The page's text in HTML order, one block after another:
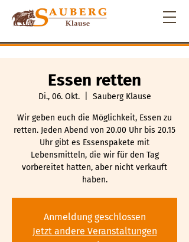
Essen retten
Di., 06. Okt.
  |
Sauberg Klause
Wir geben euch die Möglichkeit, Essen zu
retten. Jeden Abend von 20.00 Uhr bis 20.15
Uhr gibt es Essenspakete mit
Lebensmitteln, die wir für den Tag
vorbereitet hatten, aber nicht verkauft
haben.
Anmeldung geschlossen
Jetzt andere Veranstaltungen